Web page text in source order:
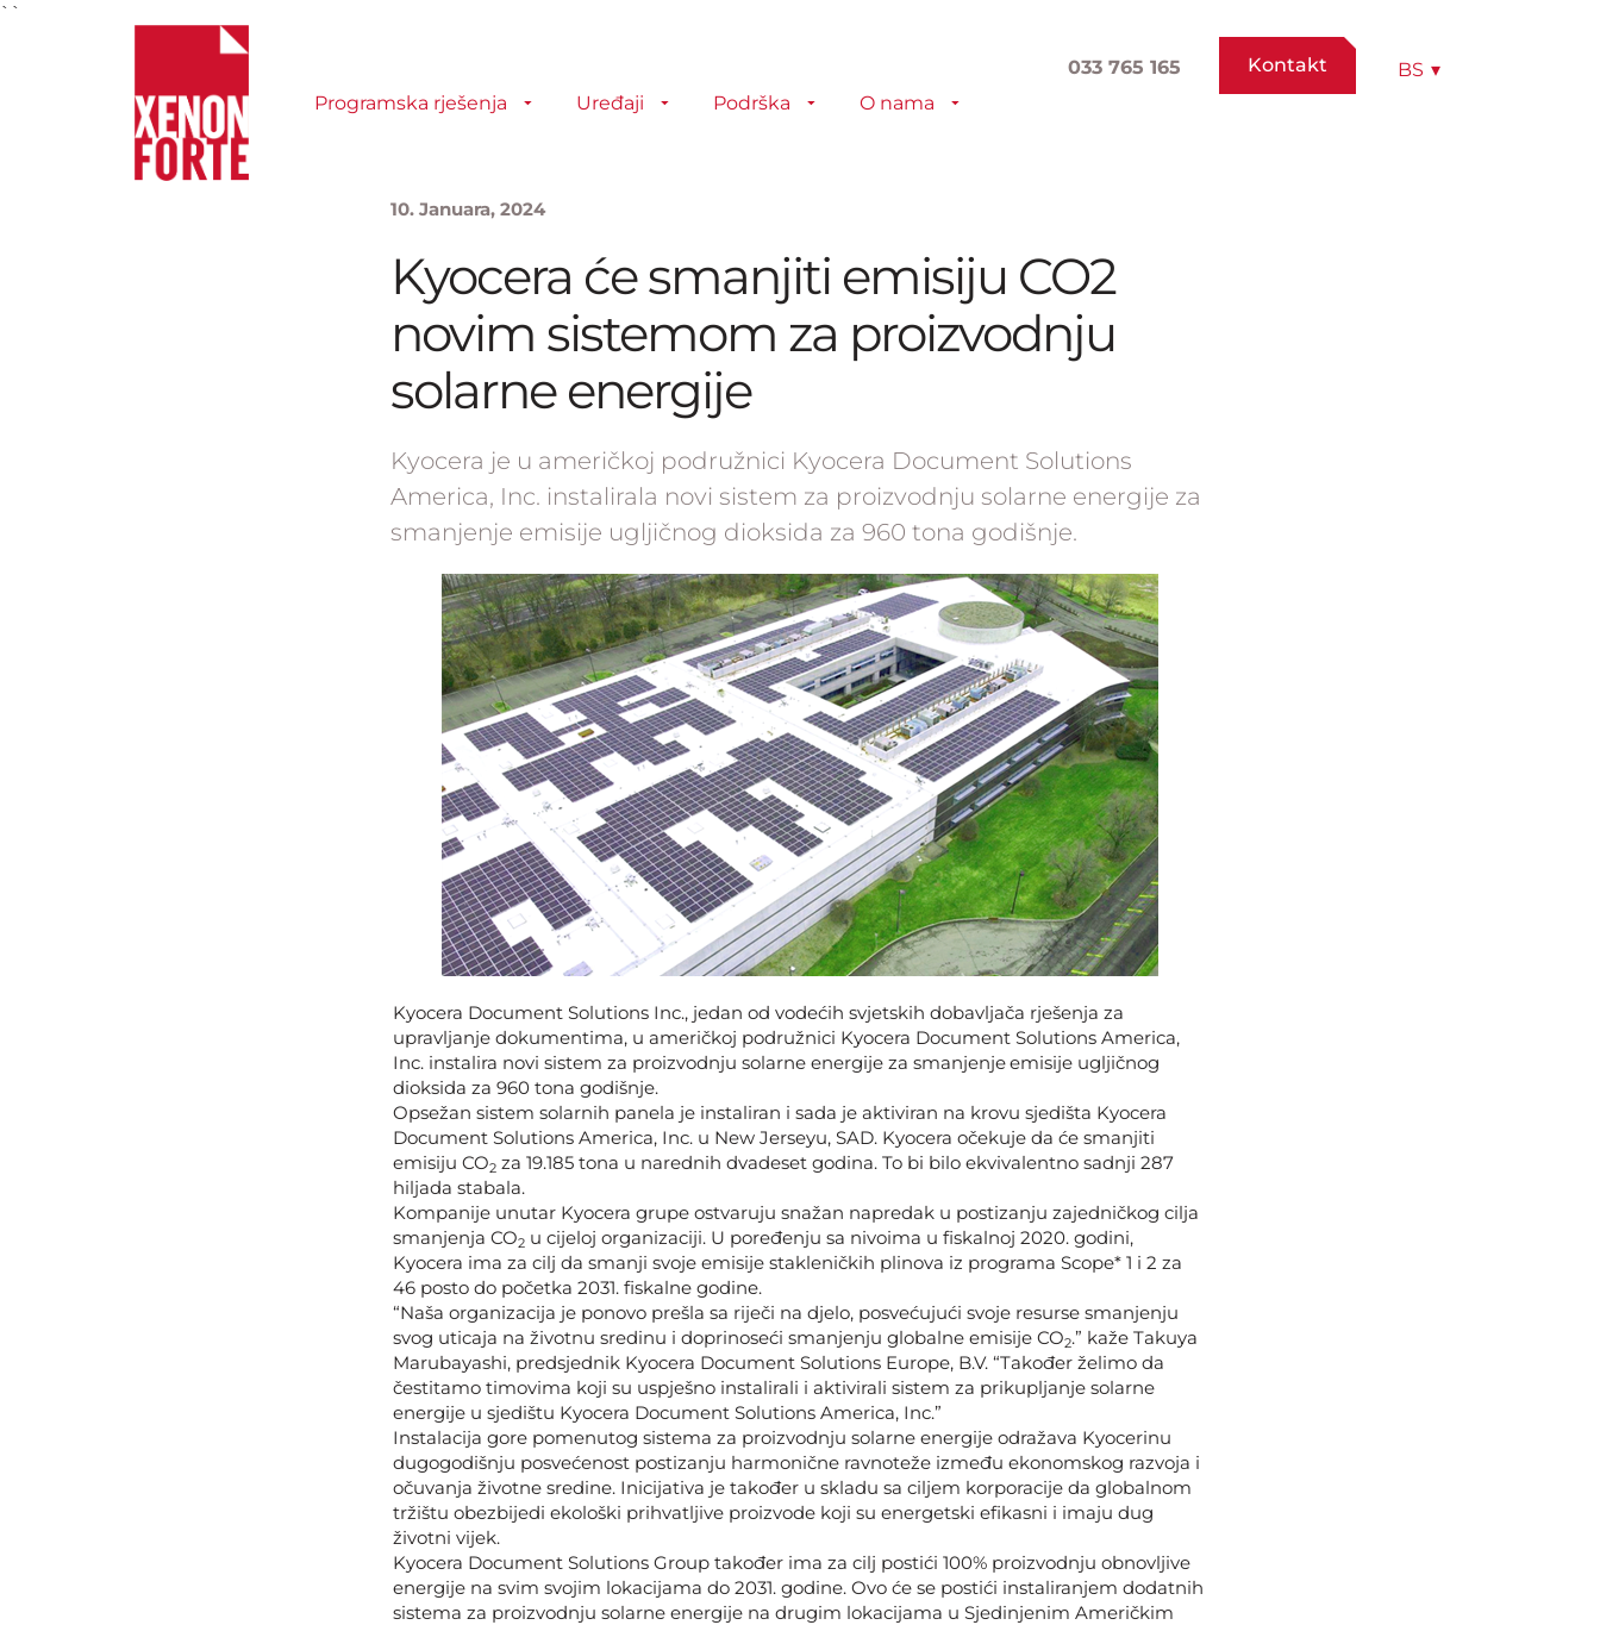
``
Programska rješenja Uređaji Podrška O nama
033 765 165 Kontakt BS ▾
10. Januara, 2024
Kyocera će smanjiti emisiju CO2
novim sistemom za proizvodnju
solarne energije
Kyocera je u američkoj podružnici Kyocera Document Solutions
America, Inc. instalirala novi sistem za proizvodnju solarne energije za
smanjenje emisije ugljičnog dioksida za 960 tona godišnje.
Kyocera Document Solutions Inc., jedan od vodećih svjetskih dobavljača rješenja za
upravljanje dokumentima, u američkoj podružnici Kyocera Document Solutions America,
Inc. instalira novi sistem za proizvodnju solarne energije za smanjenje‎emisije ugljičnog
dioksida za 960 tona godišnje.
Opsežan sistem solarnih panela je instaliran i sada je aktiviran na krovu sjedišta Kyocera
Document Solutions America, Inc. u New Jerseyu, SAD. Kyocera očekuje da će smanjiti
emisiju CO2 za 19.185 tona u narednih dvadeset godina. To bi bilo ekvivalentno sadnji 287
hiljada stabala.
Kompanije unutar Kyocera grupe ostvaruju snažan napredak u postizanju zajedničkog cilja
smanjenja CO2 u cijeloj organizaciji. U poređenju sa nivoima u fiskalnoj 2020. godini,
Kyocera ima za cilj da smanji svoje emisije stakleničkih plinova iz programa Scope* 1 i 2 za
46 posto do početka 2031. fiskalne godine.
“Naša organizacija je ponovo prešla sa riječi na djelo, posvećujući svoje resurse smanjenju
svog uticaja na životnu sredinu i doprinoseći smanjenju globalne emisije CO2.” kaže Takuya
Marubayashi, predsjednik Kyocera Document Solutions Europe, B.V. “Također želimo da
čestitamo timovima koji su uspješno instalirali i aktivirali sistem za prikupljanje solarne
energije u sjedištu Kyocera Document Solutions America, Inc.”
Instalacija gore pomenutog sistema za proizvodnju solarne energije odražava Kyocerinu
dugogodišnju posvećenost postizanju harmonične ravnoteže između ekonomskog razvoja i
očuvanja životne sredine. Inicijativa je također u skladu sa ciljem korporacije da globalnom
tržištu obezbijedi ekološki prihvatljive proizvode koji su energetski efikasni i imaju dug
životni vijek.
Kyocera Document Solutions Group također ima za cilj postići 100% proizvodnju obnovljive
energije na svim svojim lokacijama do 2031. godine. Ovo će se postići instaliranjem dodatnih
sistema za proizvodnju solarne energije na drugim lokacijama u Sjedinjenim Američkim